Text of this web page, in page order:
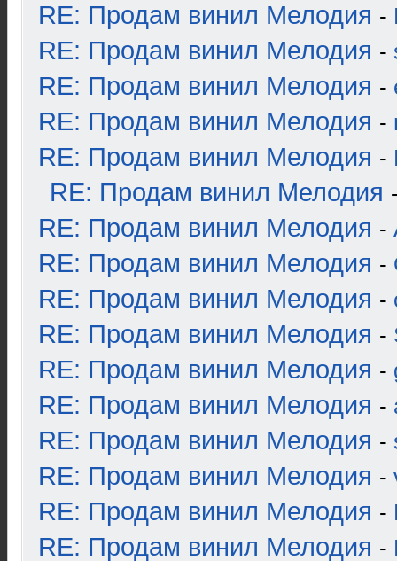
RE: Продам винил Мелодия -
RE: Продам винил Мелодия -
RE: Продам винил Мелодия -
RE: Продам винил Мелодия -
RE: Продам винил Мелодия -
RE: Продам винил Мелодия
RE: Продам винил Мелодия -
RE: Продам винил Мелодия -
RE: Продам винил Мелодия -
RE: Продам винил Мелодия -
RE: Продам винил Мелодия -
RE: Продам винил Мелодия -
RE: Продам винил Мелодия -
RE: Продам винил Мелодия -
RE: Продам винил Мелодия -
RE: Продам винил Мелодия -